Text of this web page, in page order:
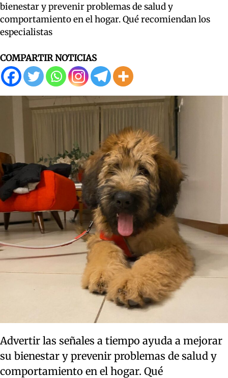
bienestar y prevenir problemas de salud y
comportamiento en el hogar. Qué recomiendan los
especialistas
COMPARTIR NOTICIAS
Advertir las señales a tiempo ayuda a mejorar
su bienestar y prevenir problemas de salud y
comportamiento en el hogar. Qué